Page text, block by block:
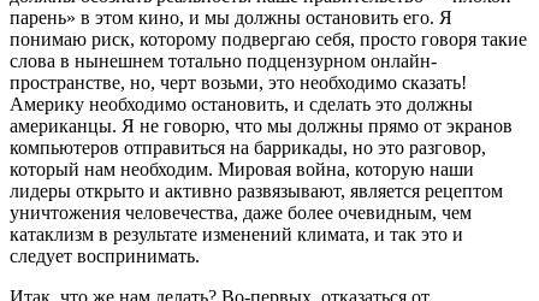
парень» в этом кино, и мы должны остановить его. Я
понимаю риск, которому подвергаю себя, просто говоря такие
слова в нынешнем тотально подцензурном онлайн-
пространстве, но, черт возьми, это необходимо сказать!
Америку необходимо остановить, и сделать это должны
американцы. Я не говорю, что мы должны прямо от экранов
компьютеров отправиться на баррикады, но это разговор,
который нам необходим. Мировая война, которую наши
лидеры открыто и активно развязывают, является рецептом
уничтожения человечества, даже более очевидным, чем
катаклизм в результате изменений климата, и так это и
следует воспринимать.
Итак, что же нам делать? Во-первых, отказаться от